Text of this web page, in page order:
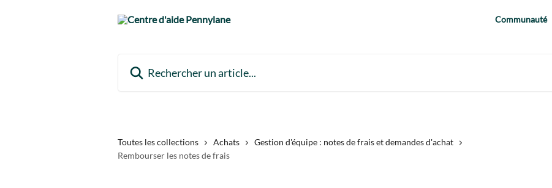
Communauté
Toutes les collections Achats
Gestion d'équipe : notes de frais et demandes d'achat
Rembourser les notes de frais